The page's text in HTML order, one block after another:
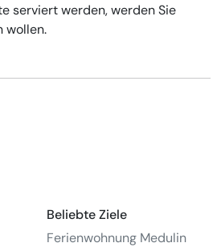
serviert werden, werden Sie
wollen.
Beliebte Ziele
Ferienwohnung Medulin